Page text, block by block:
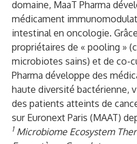
domaine, MaaT Pharma
médicament
intestinal en oncologie.
propriétaires de « pooling »
microbiotes sains) et de co-
Pharma développe des
haute diversité bactérienne,
des patients atteints de
sur Euronext Paris (MAAT)
1Microbiome Ecosystem